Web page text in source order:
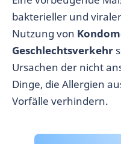
bakterieller und
Nutzung von
Geschlechtsverkehr
Ursachen der nicht
Dinge, die Allergien
Vorfälle verhindern.